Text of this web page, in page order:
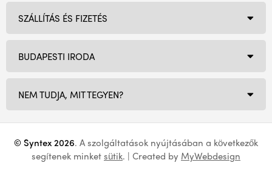
BUDAPESTI IRODA
NEM TUDJA, MIT TEGYEN?
SZÁLLÍTÁS ÉS FIZETÉS
© Syntex 2026. A szolgáltatások nyújtásában a következők
segítenek minketsütik. | Created by MyWebdesign